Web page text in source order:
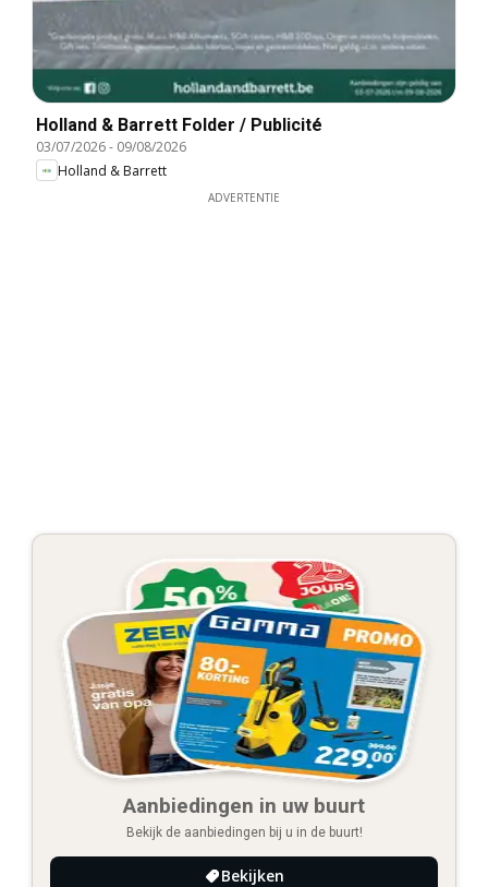
Holland & Barrett Folder / Publicité
03/07/2026- 09/08/2026
Holland & Barrett
ADVERTENTIE
Aanbiedingen in uw buurt
Bekijk de aanbiedingen bij u in de buurt!
Bekijken